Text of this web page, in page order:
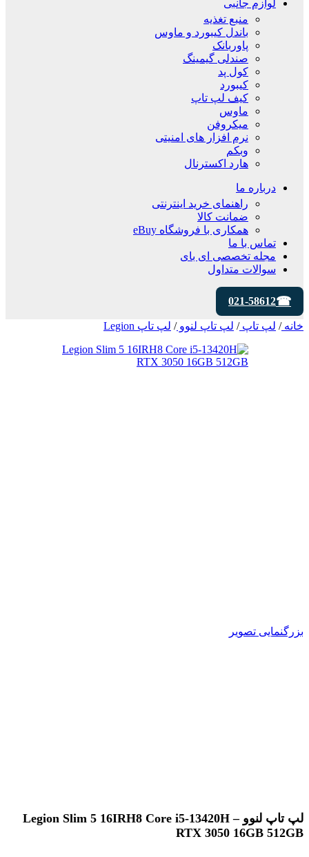
لوازم جانبی
منبع تغذیه
باندل کیبورد و ماوس
پاوربانک
صندلی گیمینگ
کول پد
کیبورد
کیف لپ تاپ
ماوس
میکروفن
نرم افزار های امنیتی
وبکم
هارد اکسترنال
درباره ما
راهنمای خرید اینترنتی
ضمانت کالا
همکاری با فروشگاه eBuy
تماس با ما
مجله تخصصی ای‌ بای
سوالات متداول
021-58612
خانه/ لپ تاپ/ لپ تاپ لنوو/ لپ تاپ Legion
بزرگنمایی تصویر
لپ تاپ لنوو – Legion Slim 5 16IRH8 Core i5-13420H
RTX 3050 16GB 512GB